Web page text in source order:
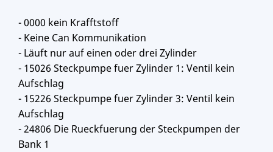
- 0000 kein Krafftstoff
- Keine Can Kommunikation
- Läuft nur auf einen oder drei Zylinder
- 15026 Steckpumpe fuer Zylinder 1: Ventil kein
Aufschlag
- 15226 Steckpumpe fuer Zylinder 3: Ventil kein
Aufschlag
- 24806 Die Rueckfuerung der Steckpumpen der
Bank 1